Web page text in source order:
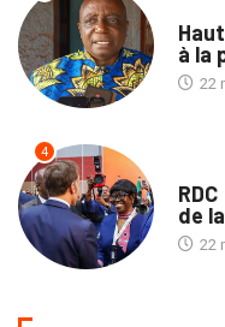
à la
22
4
de
22